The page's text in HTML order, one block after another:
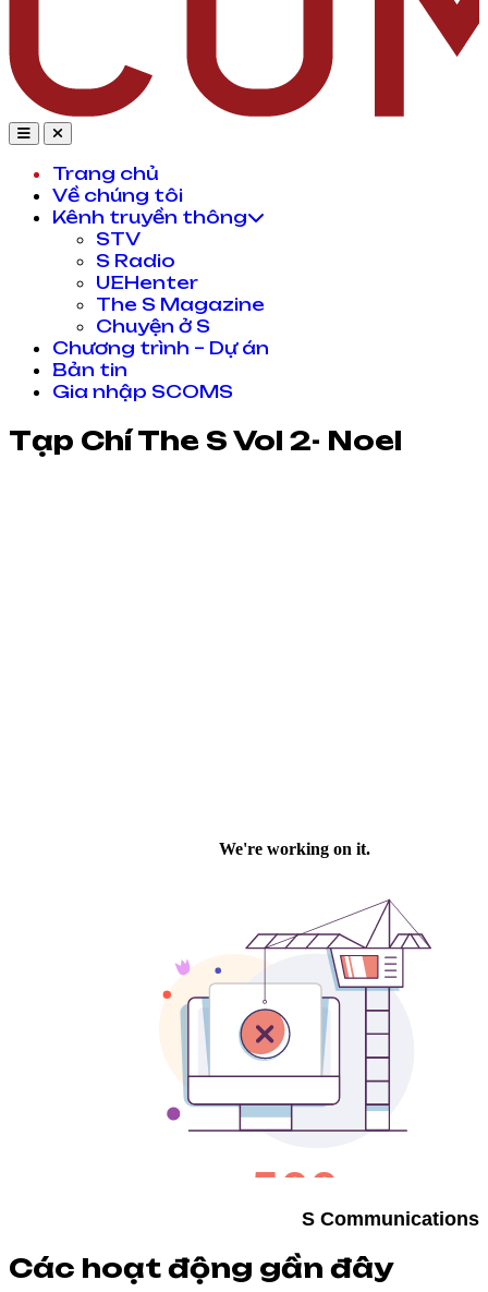
Trang chủ
Về chúng tôi
Kênh truyền thông
STV
S Radio
UEHenter
The S Magazine
Chuyện ở S
Chương trình – Dự án
Bản tin
Gia nhập SCOMS
Tạp Chí The S Vol 2- Noel
S Communications
Các hoạt động gần đây